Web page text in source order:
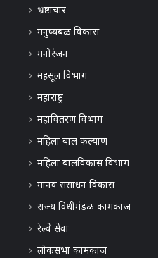
भ्रष्टाचार
मनुष्यबळ विकास
मनोरंजन
महसूल विभाग
महाराष्ट्र
महावितरण विभाग
महिला बाल कल्याण
महिला बालविकास विभाग
मानव संसाधन विकास
राज्य विधीमंडळ कामकाज
रेल्वे सेवा
लोकसभा कामकाज